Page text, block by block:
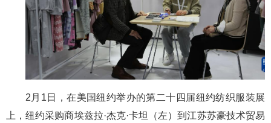
2月1日，在美国纽约举办的第二十四届纽约纺织服装展
上，纽约采购商埃兹拉·杰克·卡坦（左）到江苏苏豪技术贸易